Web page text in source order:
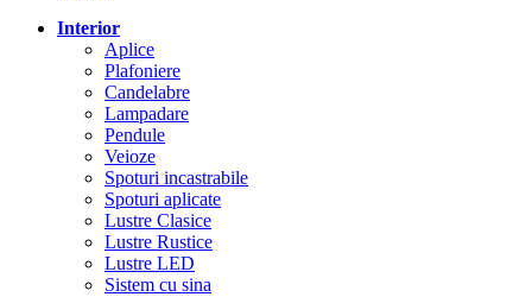
Interior
Aplice
Plafoniere
Candelabre
Lampadare
Pendule
Veioze
Spoturi incastrabile
Spoturi aplicate
Lustre Clasice
Lustre Rustice
Lustre LED
Sistem cu sina